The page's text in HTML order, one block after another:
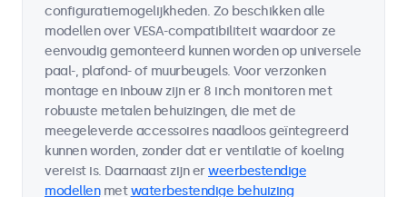
configuratiemogelijkheden. Zo beschikken alle
modellen over VESA-compatibiliteit waardoor ze
eenvoudig gemonteerd kunnen worden op universele
paal-, plafond- of muurbeugels. Voor verzonken
montage en inbouw zijn er 8 inch monitoren met
robuuste metalen behuizingen, die met de
meegeleverde accessoires naadloos geïntegreerd
kunnen worden, zonder dat er ventilatie of koeling
vereist is. Daarnaast zijn erweerbestendige
modellenmetwaterbestendige behuizing